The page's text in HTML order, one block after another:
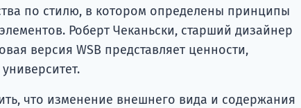
по стилю, в котором определены принципы
Роберт Чеканьски, старший дизайнер
версия WSB представляет ценности,
что изменение внешнего вида и содержания